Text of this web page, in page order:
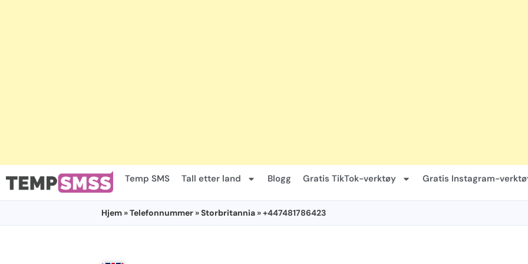
Temp SMS Tall etter land Blogg Gratis TikTok-verktøy Gratis Instagram-
Hjem »Telefonnummer »Storbritannia » +447481786423